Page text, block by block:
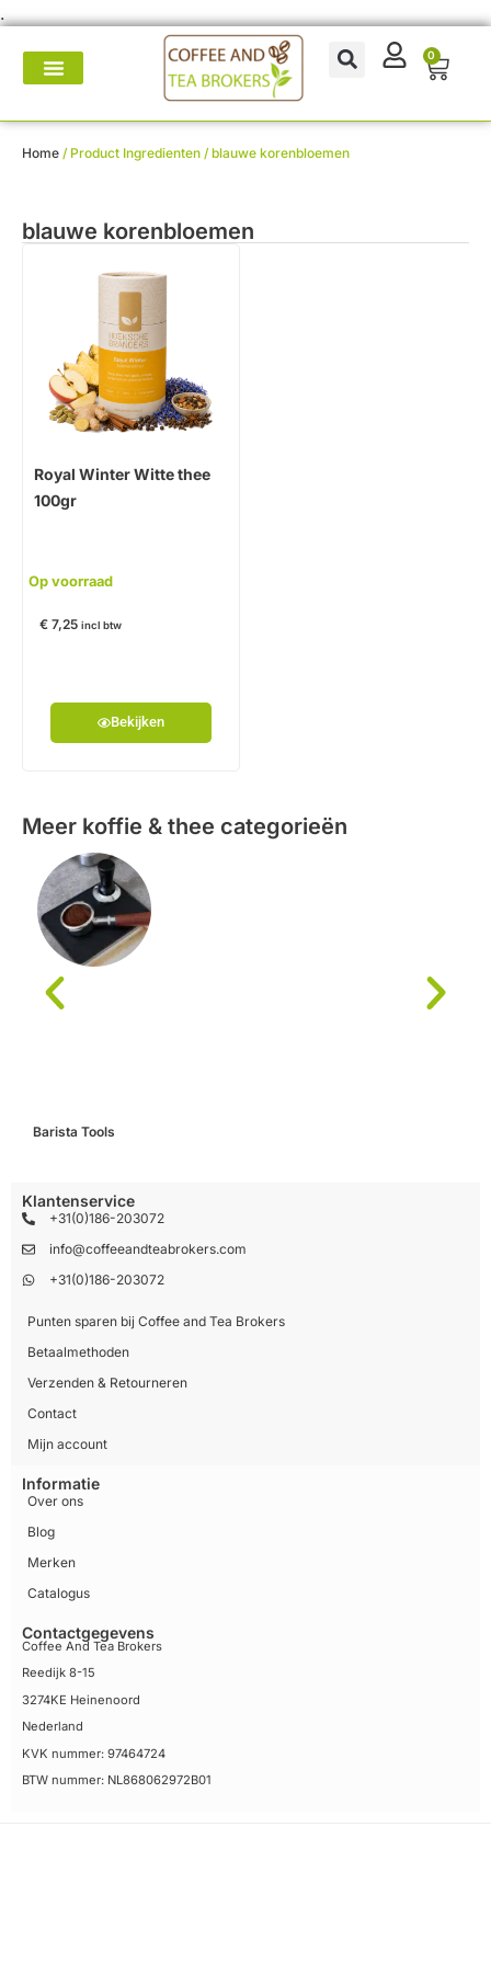
.
0
Home / Product Ingredienten / blauwe korenbloemen
blauwe korenbloemen
Royal Winter Witte thee
100gr
Op voorraad
€ 7,25 incl btw
Bekijken
Meer koffie & thee categorieën
Barista Tools
Klantenservice
+31(0)186-203072
info@coffeeandteabrokers.com
+31(0)186-203072
Punten sparen bij Coffee and Tea Brokers
Betaalmethoden
Verzenden & Retourneren
Contact
Mijn account
Informatie
Over ons
Blog
Merken
Catalogus
Contactgegevens
Coffee And Tea Brokers
Reedijk 8-15
3274KE Heinenoord
Nederland
KVK nummer: 97464724
BTW nummer: NL868062972B01